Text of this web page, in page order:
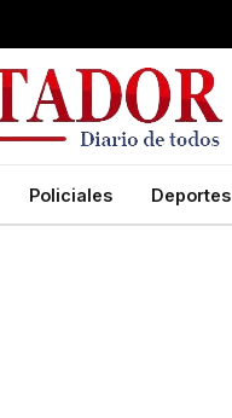
Policiales Deportes